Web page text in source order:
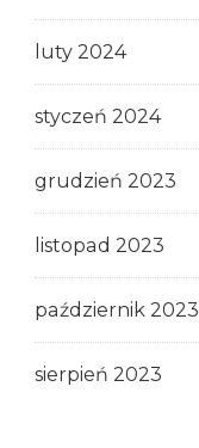
luty 2024
styczeń 2024
grudzień 2023
listopad 2023
październik 2023
sierpień 2023